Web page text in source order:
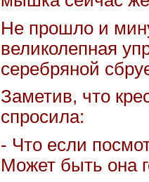
Не прошло и
великолепная
серебряной
Заметив, что
спросила:
- Что если
Может быть она